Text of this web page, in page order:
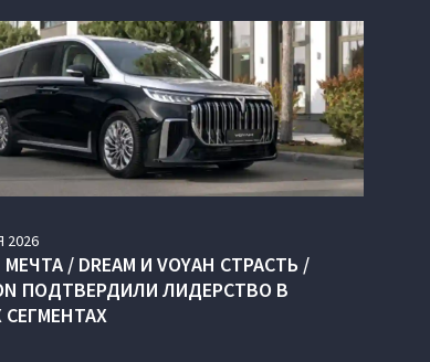
2026
МЕЧТА / DREAM И VOYAH СТРАСТЬ /
ПОДТВЕРДИЛИ ЛИДЕРСТВО В
СЕГМЕНТАХ